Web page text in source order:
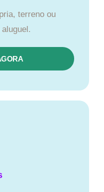
terreno ou